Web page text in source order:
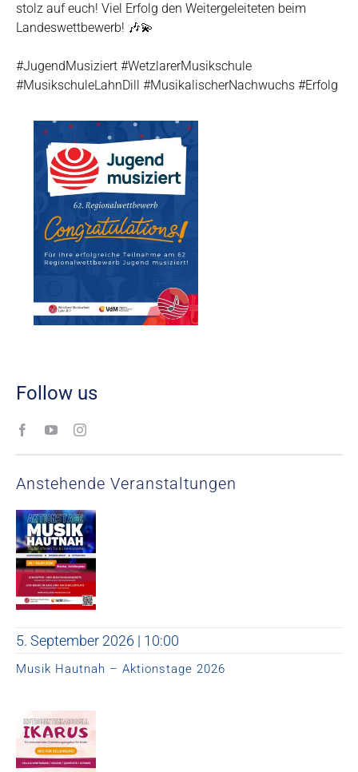
stolz auf euch! Viel Erfolg den Weitergeleiteten beim
Landeswettbewerb! 🎶💫
#JugendMusiziert #WetzlarerMusikschule
#MusikschuleLahnDill
#MusikalischerNachwuchs #Erfolg
Follow us
Anstehende Veranstaltungen
5. September 2026 | 10:00
Musik Hautnah – Aktionstage 2026